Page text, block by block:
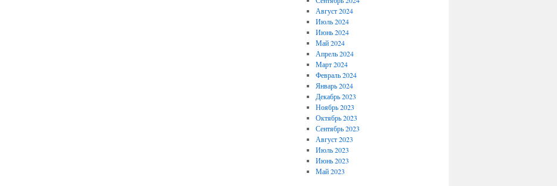
Август 2024
Июль 2024
Июнь 2024
Май 2024
Апрель 2024
Март 2024
Февраль 2024
Январь 2024
Декабрь 2023
Ноябрь 2023
Октябрь 2023
Сентябрь 2023
Август 2023
Июль 2023
Июнь 2023
Май 2023